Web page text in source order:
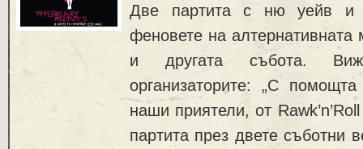
Две партита с ню уейв и
феновете на алтернативната
и другата събота.
организаторите: „С
наши приятели, от
партита през двете съботни